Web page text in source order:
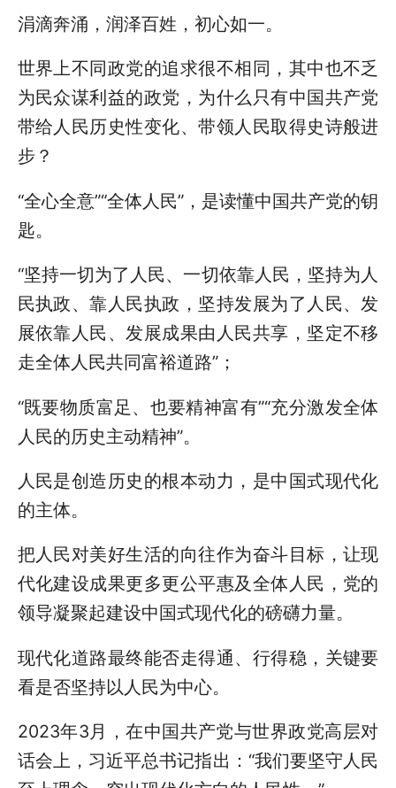
涓滴奔涌，润泽百姓，初心如一。
世界上不同政党的追求很不相同，其中也不乏
为民众谋利益的政党，为什么只有中国共产党
带给人民历史性变化、带领人民取得史诗般进
步？
“全心全意”“全体人民”，是读懂中国共产党的钥
匙。
“坚持一切为了人民、一切依靠人民，坚持为人
民执政、靠人民执政，坚持发展为了人民、发
展依靠人民、发展成果由人民共享，坚定不移
走全体人民共同富裕道路”；
“既要物质富足、也要精神富有”“充分激发全体
人民的历史主动精神”。
人民是创造历史的根本动力，是中国式现代化
的主体。
把人民对美好生活的向往作为奋斗目标，让现
代化建设成果更多更公平惠及全体人民，党的
领导凝聚起建设中国式现代化的磅礴力量。
现代化道路最终能否走得通、行得稳，关键要
看是否坚持以人民为中心。
2023年3月，在中国共产党与世界政党高层对
话会上，习近平总书记指出：“我们要坚守人民